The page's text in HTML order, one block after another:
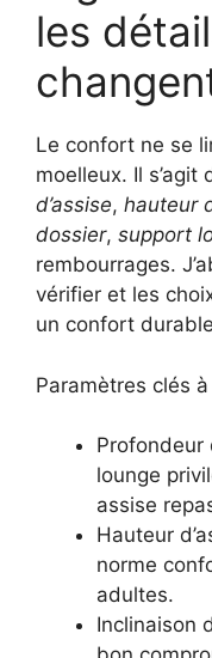
les
Le confort ne se
moelleux. Il s’agit
d’assise, hauteur
dossier, support
rembourrages.
vérifier et les
un confort
Paramètres clés
Profondeur
lounge
assise
Hauteur
norme
adultes.
Inclinaison